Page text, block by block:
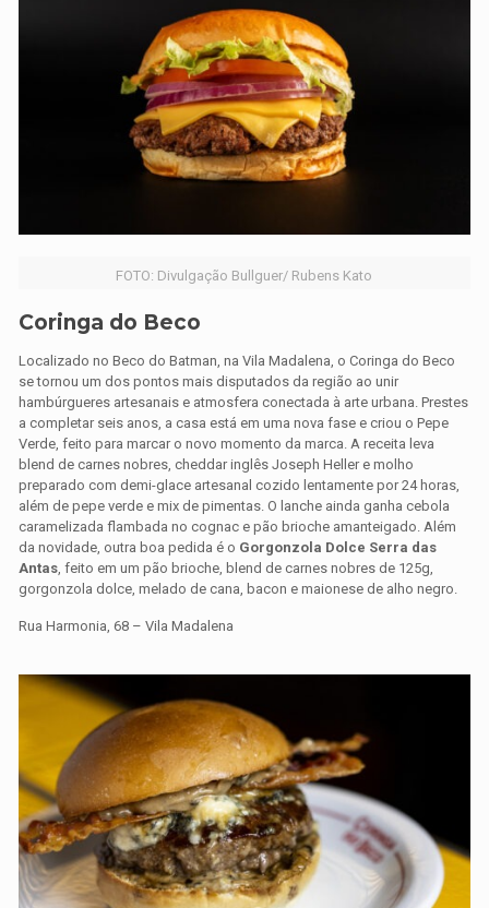
FOTO: Divulgação Bullguer/ Rubens Kato
Coringa do Beco
Localizado no Beco do Batman, na Vila Madalena, o Coringa do Beco
se tornou um dos pontos mais disputados da região ao unir
hambúrgueres artesanais e atmosfera conectada à arte urbana. Prestes
a completar seis anos, a casa está em uma nova fase e criou o Pepe
Verde, feito para marcar o novo momento da marca. A receita leva
blend de carnes nobres, cheddar inglês Joseph Heller e molho
preparado com demi-glace artesanal cozido lentamente por 24 horas,
além de pepe verde e mix de pimentas. O lanche ainda ganha cebola
caramelizada flambada no cognac e pão brioche amanteigado. Além
da novidade, outra boa pedida é o Gorgonzola Dolce Serra das
Antas , feito em um pão brioche, blend de carnes nobres de 125g,
gorgonzola dolce, melado de cana, bacon e maionese de alho negro.
Rua Harmonia, 68 – Vila Madalena